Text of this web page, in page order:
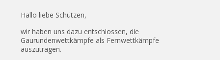
Hallo liebe Schützen,
wir haben uns dazu entschlossen, die
Gaurundenwettkämpfe als Fernwettkämpfe
auszutragen.